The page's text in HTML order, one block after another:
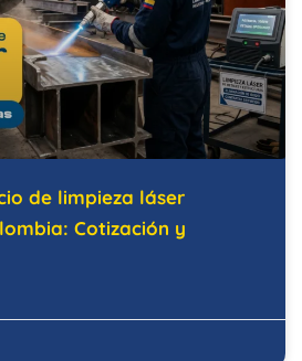
de limpieza láser
Cotización y